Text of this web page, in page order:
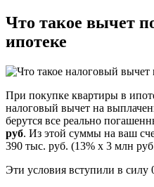
Что такое вычет
ипотеке
При покупке квартиры в
налоговый вычет на
берутся все реально
руб. Из этой суммы на ваш
390 тыс. руб. (13% х 3 млн
Эти условия вступили в силу